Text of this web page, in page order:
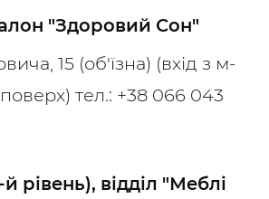
"Здоровий Сон"
15 (об'їзна) (вхід з м-
тел.: +38 066 043
рівень), відділ "Меблі